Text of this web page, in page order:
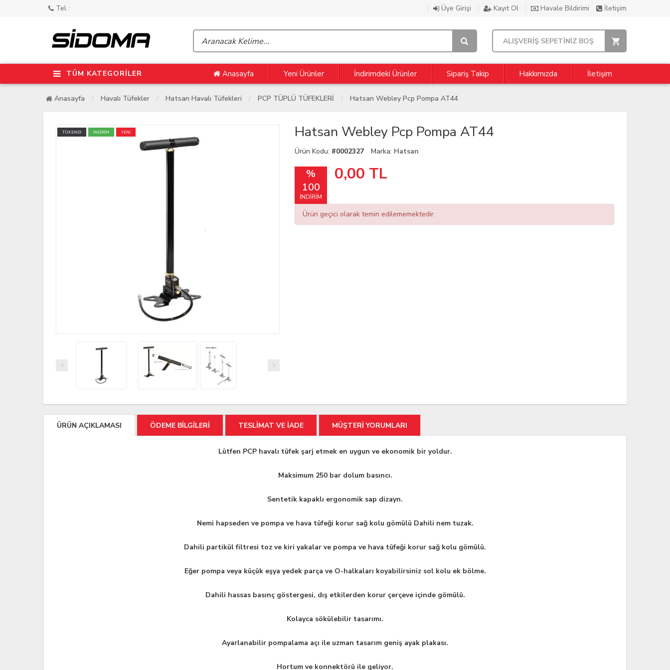
Tel : Üye Girişi Kayıt Ol Havale Bildirimi İletişim
ALIŞVERİŞ SEPETİNİZ BOŞ
TÜM KATEGORİLER Anasayfa Yeni Ürünler İndirimdeki Ürünler Sipariş Takip Hakkımızda İletişim
Anasayfa Havalı Tüfekler Hatsan Havalı Tüfekleri PCP TÜPLÜ TÜFEKLERİ Hatsan Webley Pcp Pompa AT44
TÜKENDİ İNDİRİM YENİ Hatsan Webley Pcp Pompa AT44
Ürün Kodu: #0002327 Marka: Hatsan
%
100
İNDİRİM
0,00 TL
Ürün geçici olarak temin edilememektedir.
ÜRÜN AÇIKLAMASI ÖDEME BİLGİLERİ TESLİMAT VE İADE MÜŞTERİ YORUMLARI
Lütfen PCP havalı tüfek şarj etmek en uygun ve ekonomik bir yoldur.
Maksimum 250 bar dolum basıncı.
Sentetik kapaklı ergonomik sap dizayn.
Nemi hapseden ve pompa ve hava tüfeği korur sağ kolu gömülü Dahili nem tuzak.
Dahili partikül filtresi toz ve kiri yakalar ve pompa ve hava tüfeği korur sağ kolu gömülü.
Eğer pompa veya küçük eşya yedek parça ve O-halkaları koyabilirsiniz sol kolu ek bölme.
Dahili hassas basınç göstergesi, dış etkilerden korur çerçeve içinde gömülü.
Kolayca sökülebilir tasarımı.
Ayarlanabilir pompalama açı ile uzman tasarım geniş ayak plakası.
Hortum ve konnektörü ile geliyor.